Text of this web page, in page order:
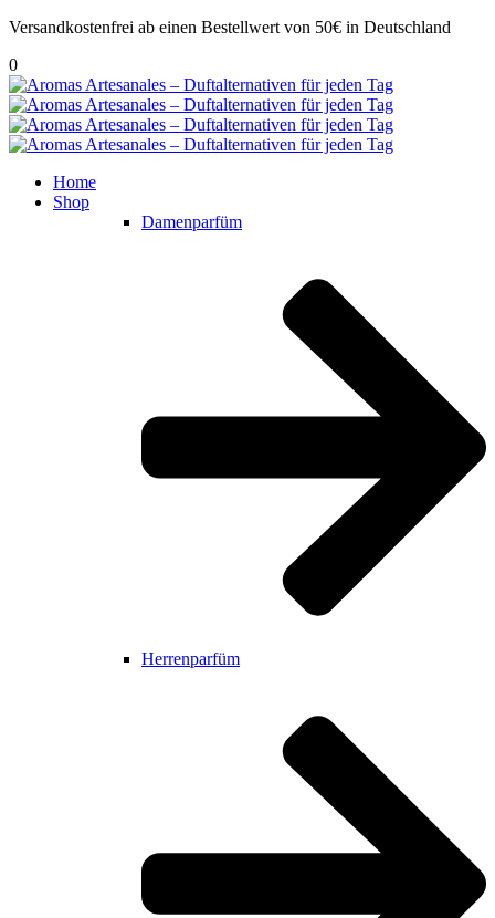
Versandkostenfrei ab einen Bestellwert von 50€ in Deutschland
0
Home
Shop
Damenparfüm
Herrenparfüm